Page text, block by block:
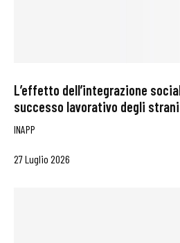
L’effetto dell’integrazione
successo lavorativo degli
INAPP
27 Luglio 2026